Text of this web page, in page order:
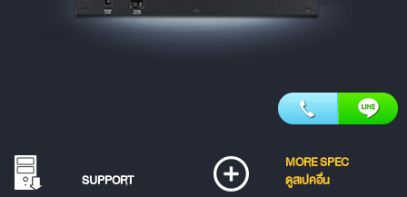
SUPPORT
MORE SPEC
ดูสเปคอื่น